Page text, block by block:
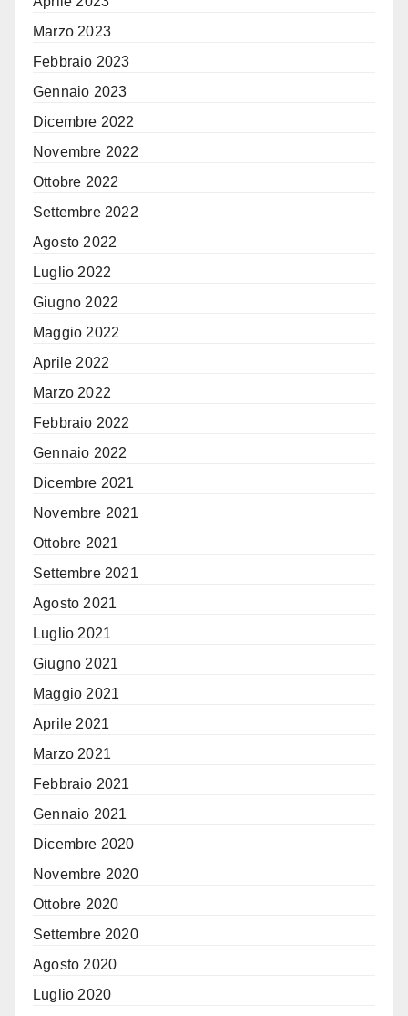
Marzo 2023
Febbraio 2023
Gennaio 2023
Dicembre 2022
Novembre 2022
Ottobre 2022
Settembre 2022
Agosto 2022
Luglio 2022
Giugno 2022
Maggio 2022
Aprile 2022
Marzo 2022
Febbraio 2022
Gennaio 2022
Dicembre 2021
Novembre 2021
Ottobre 2021
Settembre 2021
Agosto 2021
Luglio 2021
Giugno 2021
Maggio 2021
Aprile 2021
Marzo 2021
Febbraio 2021
Gennaio 2021
Dicembre 2020
Novembre 2020
Ottobre 2020
Settembre 2020
Agosto 2020
Luglio 2020